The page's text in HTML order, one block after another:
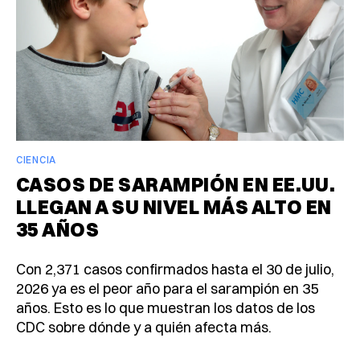
CIENCIA
CASOS DE SARAMPIÓN EN EE.UU.
LLEGAN A SU NIVEL MÁS ALTO EN
35 AÑOS
Con 2,371 casos confirmados hasta el 30 de julio,
2026 ya es el peor año para el sarampión en 35
años. Esto es lo que muestran los datos de los
CDC sobre dónde y a quién afecta más.